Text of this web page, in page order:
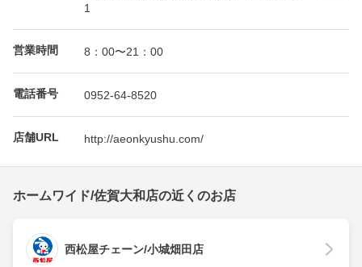
1
営業時間 8：00〜21：00
電話番号 0952-64-8520
店舗URL http://aeonkyushu.com/
ホームワイド/佐賀大和店の近くのお店
西松屋チェーン/小城畑田店